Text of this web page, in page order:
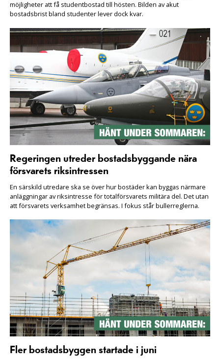
möjligheter att få studentbostad till hösten. Bilden av akut
bostadsbrist bland studenter lever dock kvar.
Regeringen utreder bostadsbyggande nära
försvarets riksintressen
En särskild utredare ska se över hur bostäder kan byggas närmare
anläggningar av riksintresse för totalförsvarets militära del. Det utan
att försvarets verksamhet begränsas. I fokus står bullerreglerna.
Fler bostadsbyggen startade i juni